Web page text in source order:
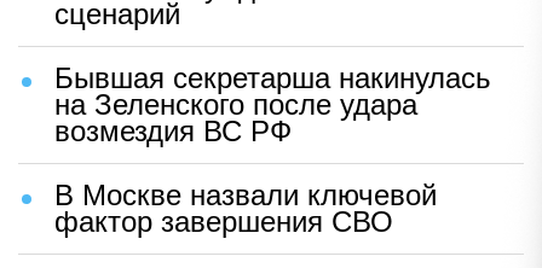
сценарий
Бывшая секретарша накинулась
на Зеленского после удара
возмездия ВС РФ
В Москве назвали ключевой
фактор завершения СВО